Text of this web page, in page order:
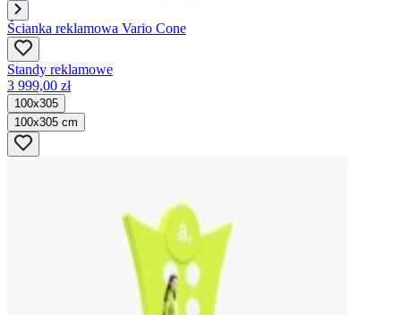
Ścianka reklamowa Vario Cone
Standy reklamowe
3 999,00 zł
100x305
100x305 cm